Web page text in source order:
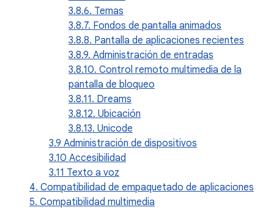
3.8.6. Temas
3.8.7. Fondos de pantalla animados
3.8.8. Pantalla de aplicaciones recientes
3.8.9. Administración de entradas
3.8.10. Control remoto multimedia de la
pantalla de bloqueo
3.8.11. Dreams
3.8.12. Ubicación
3.8.13. Unicode
3.9 Administración de dispositivos
3.10 Accesibilidad
3.11 Texto a voz
4. Compatibilidad de empaquetado de aplicaciones
5. Compatibilidad multimedia